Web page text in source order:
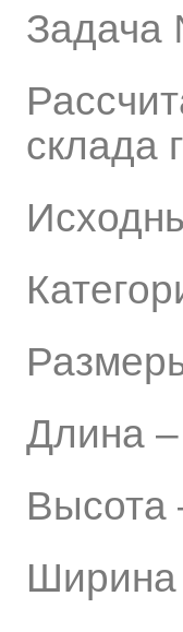
склада
Длина
Высота
Ширина